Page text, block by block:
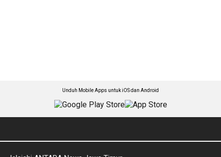
Unduh Mobile Apps untuk iOS dan Android